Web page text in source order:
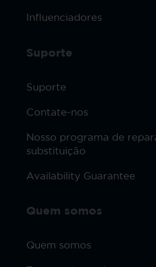
Quem somos
Quem somos
Suporte
Suporte
Contate-nos
Nosso programa de
substituição
Availability Guarantee
Influenciadores